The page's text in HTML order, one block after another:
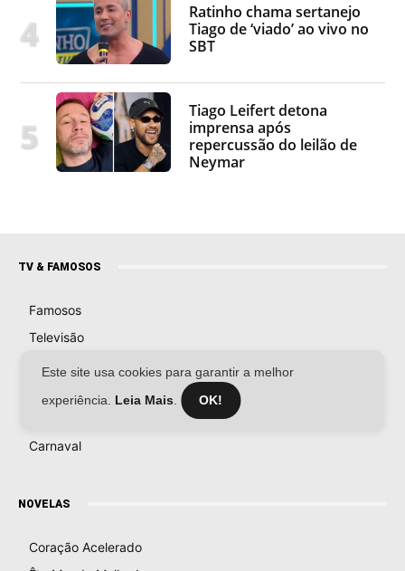
Este site usa cookies para garantir a melhor
experiência. Leia Mais . OK!
Ratinho chama sertanejo
Tiago de ‘viado’ ao vivo no
SBT
Tiago Leifert detona
imprensa após
repercussão do leilão de
Neymar
TV & FAMOSOS
Famosos
Televisão
Bastidores da TV
Carnaval
NOVELAS
Coração Acelerado